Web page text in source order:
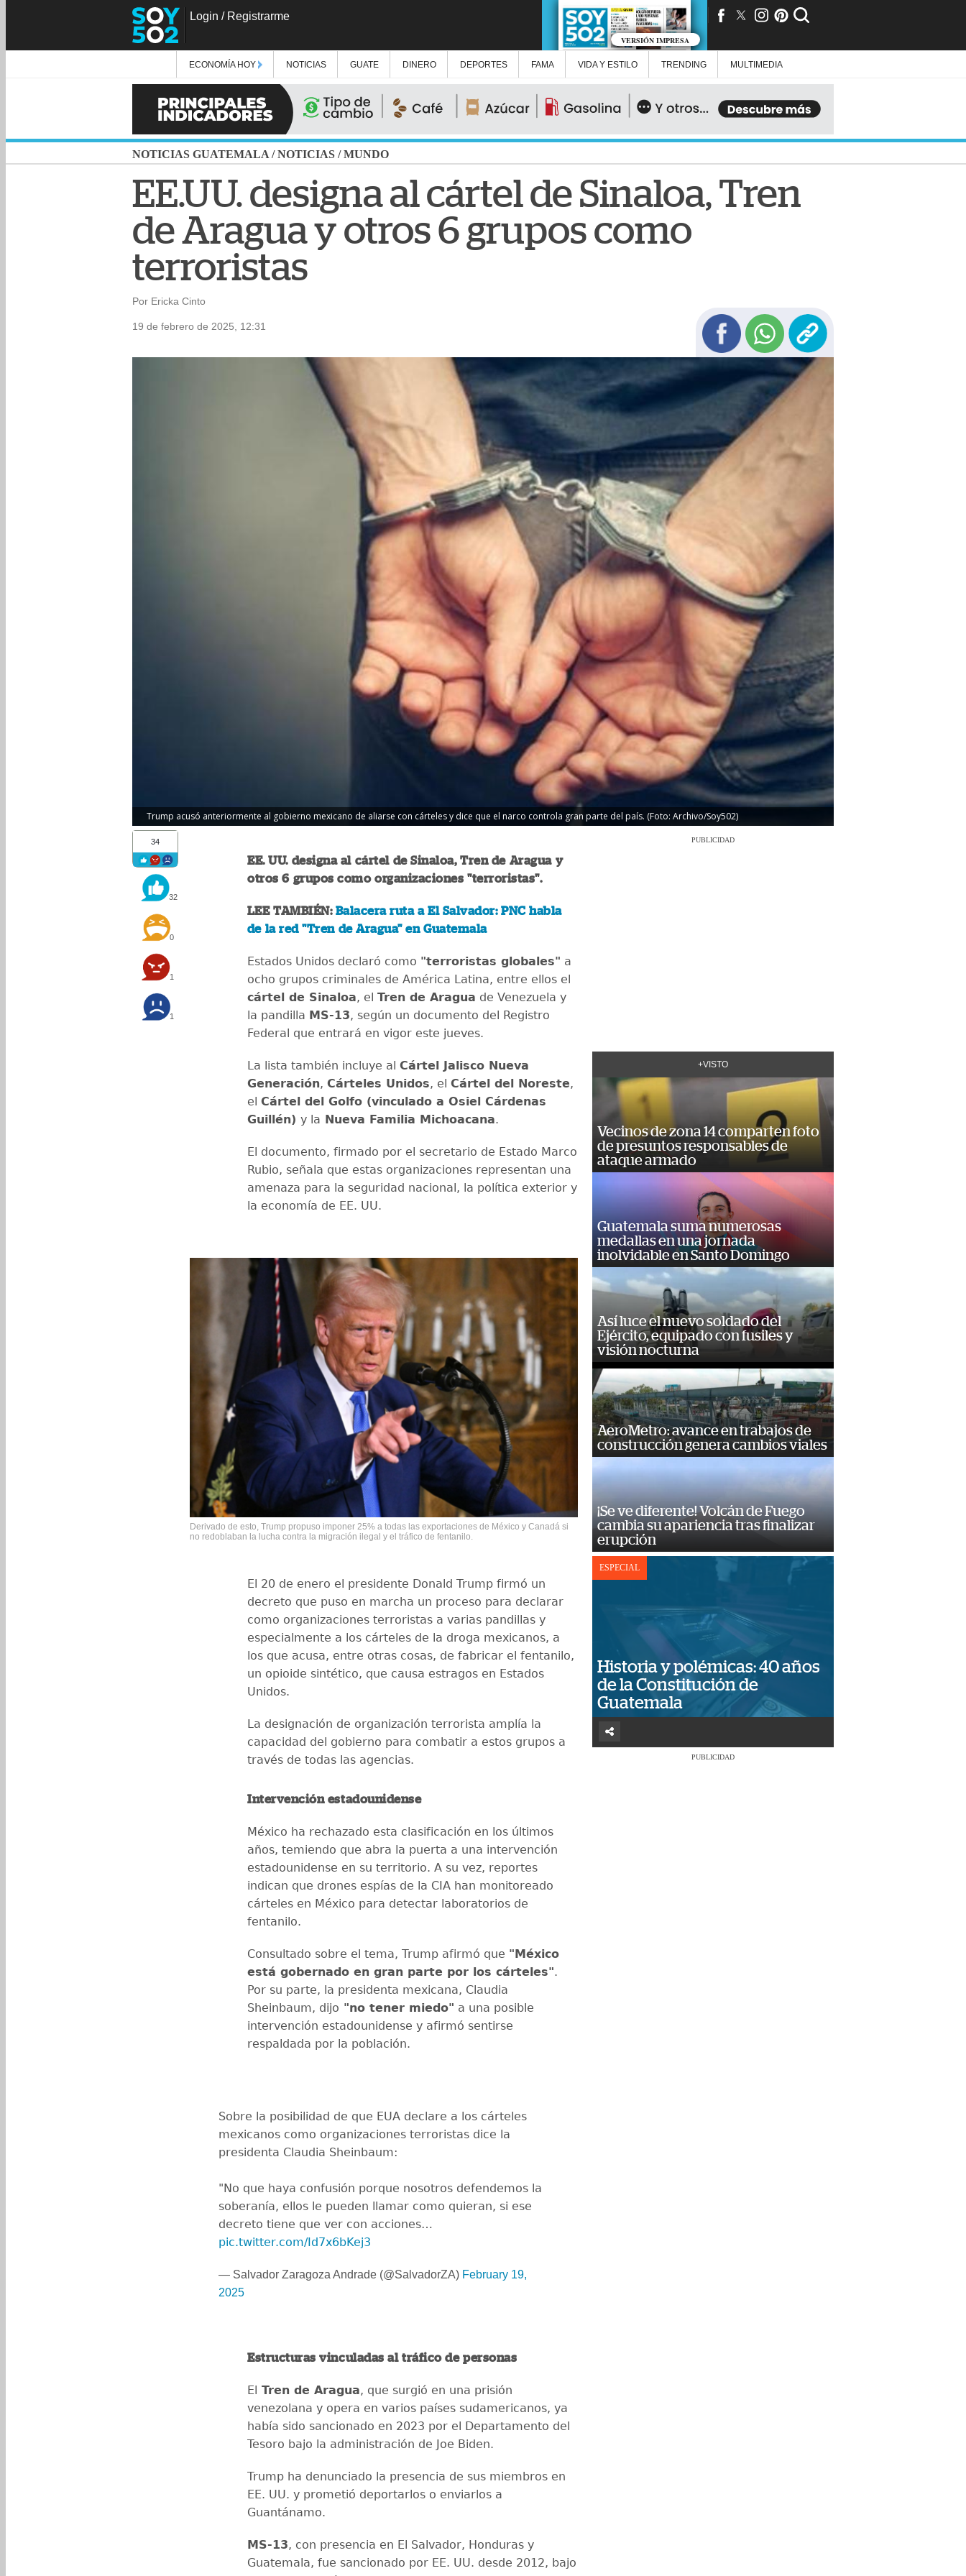
Login / Registrarme
VERSIÓN IMPRESA
ECONOMÍA HOY NOTICIAS GUATE DINERO DEPORTES FAMA VIDA Y ESTILO TRENDING MULTIMEDIA
NOTICIAS GUATEMALA /NOTICIAS /MUNDO
EE.UU. designa al cártel de Sinaloa, Tren
de Aragua y otros 6 grupos como
terroristas
Por Ericka Cinto
19 de febrero de 2025, 12:31
Trump acusó anteriormente al gobierno mexicano de aliarse con cárteles y dice que el narco controla gran parte del país. (Foto: Archivo/Soy502)
34
32
0
1
1
EE. UU. designa al cártel de Sinaloa, Tren de Aragua y
otros 6 grupos como organizaciones "terroristas".
LEE TAMBIÉN: Balacera ruta a El Salvador: PNC habla
de la red "Tren de Aragua" en Guatemala
Estados Unidos declaró como "terroristas globales" a
ocho grupos criminales de América Latina, entre ellos el
cártel de Sinaloa, el Tren de Aragua de Venezuela y
la pandilla MS-13, según un documento del Registro
Federal que entrará en vigor este jueves.
La lista también incluye al Cártel Jalisco Nueva
Generación, Cárteles Unidos, el Cártel del Noreste,
el Cártel del Golfo (vinculado a Osiel Cárdenas
Guillén) y la Nueva Familia Michoacana.
El documento, firmado por el secretario de Estado Marco
Rubio, señala que estas organizaciones representan una
amenaza para la seguridad nacional, la política exterior y
la economía de EE. UU.
Derivado de esto, Trump propuso imponer 25% a todas las exportaciones de México y Canadá si
no redoblaban la lucha contra la migración ilegal y el tráfico de fentanilo.
El 20 de enero el presidente Donald Trump firmó un
decreto que puso en marcha un proceso para declarar
como organizaciones terroristas a varias pandillas y
especialmente a los cárteles de la droga mexicanos, a
los que acusa, entre otras cosas, de fabricar el fentanilo,
un opioide sintético, que causa estragos en Estados
Unidos.
La designación de organización terrorista amplía la
capacidad del gobierno para combatir a estos grupos a
través de todas las agencias.
Intervención estadounidense
México ha rechazado esta clasificación en los últimos
años, temiendo que abra la puerta a una intervención
estadounidense en su territorio. A su vez, reportes
indican que drones espías de la CIA han monitoreado
cárteles en México para detectar laboratorios de
fentanilo.
Consultado sobre el tema, Trump afirmó que "México
está gobernado en gran parte por los cárteles".
Por su parte, la presidenta mexicana, Claudia
Sheinbaum, dijo "no tener miedo" a una posible
intervención estadounidense y afirmó sentirse
respaldada por la población.
Sobre la posibilidad de que EUA declare a los cárteles
mexicanos como organizaciones terroristas dice la
presidenta Claudia Sheinbaum:
"No que haya confusión porque nosotros defendemos la
soberanía, ellos le pueden llamar como quieran, si ese
decreto tiene que ver con acciones…
pic.twitter.com/Id7x6bKej3
— Salvador Zaragoza Andrade (@SalvadorZA) February 19,
2025
Estructuras vinculadas al tráfico de personas
El Tren de Aragua, que surgió en una prisión
venezolana y opera en varios países sudamericanos, ya
había sido sancionado en 2023 por el Departamento del
Tesoro bajo la administración de Joe Biden.
Trump ha denunciado la presencia de sus miembros en
EE. UU. y prometió deportarlos o enviarlos a
Guantánamo.
MS-13, con presencia en El Salvador, Honduras y
Guatemala, fue sancionado por EE. UU. desde 2012, bajo
PUBLICIDAD
+VISTO
Vecinos de zona 14 comparten foto
de presuntos responsables de
ataque armado
Guatemala suma numerosas
medallas en una jornada
inolvidable en Santo Domingo
Así luce el nuevo soldado del
Ejército, equipado con fusiles y
visión nocturna
AeroMetro: avance en trabajos de
construcción genera cambios viales
¡Se ve diferente! Volcán de Fuego
cambia su apariencia tras finalizar
erupción
ESPECIAL
Historia y polémicas: 40 años
de la Constitución de
Guatemala
PUBLICIDAD